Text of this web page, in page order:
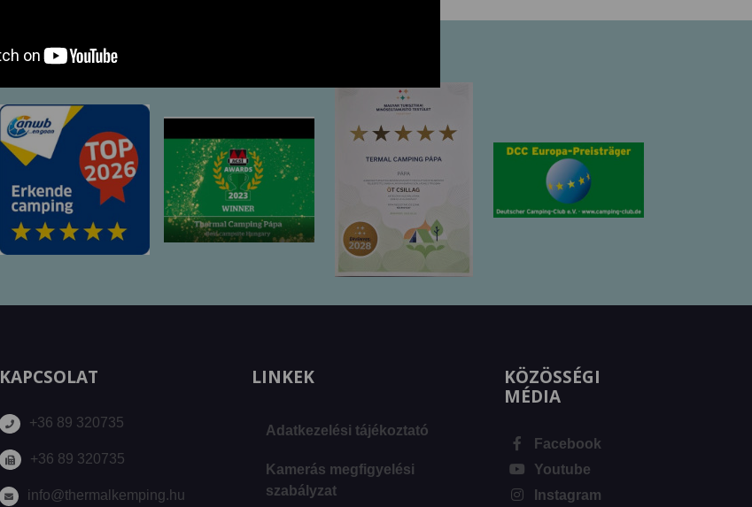
Minősítéseink
KAPCSOLAT
+36 89 320735
+36 89 320735
info@thermalkemping.hu
LINKEK
Adatkezelési tájékoztató
Kamerás megfigyelési
szabályzat
KÖZÖSSÉGI
MÉDIA
Facebook
Youtube
Instagram